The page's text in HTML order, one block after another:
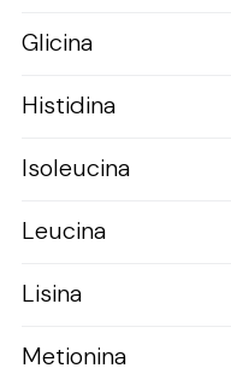
Glicina
Histidina
Isoleucina
Leucina
Lisina
Metionina